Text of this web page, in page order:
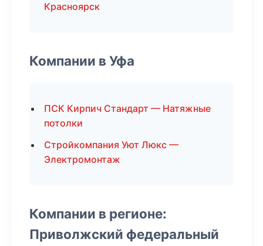
Красноярск
Компании в Уфа
ПСК Кирпич Стандарт — Натяжные
потолки
Стройкомпания Уют Люкс —
Электромонтаж
Компании в регионе:
Приволжский федеральный